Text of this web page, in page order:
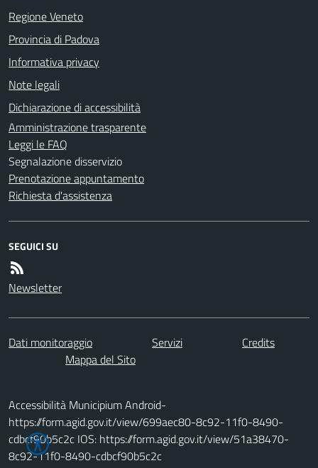
Regione Veneto
Provincia di Padova
Informativa privacy
Note legali
Dichiarazione di accessibilità
Amministrazione trasparente
Leggi le FAQ
Segnalazione disservizio
Prenotazione appuntamento
Richiesta d'assistenza
SEGUICI SU
Newsletter
Dati monitoraggio Servizi
Credits
Mappa del Sito
Accessibilità Municipium Android-
https://form.agid.gov.it/view/699aec80-8c92-11f0-8490-
cdbcf90b5c2c IOS: https://form.agid.gov.it/view/51a38470-
8c92-11f0-8490-cdbcf90b5c2c